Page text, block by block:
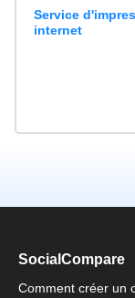
Service
internet
SocialCompare
Comment créer un